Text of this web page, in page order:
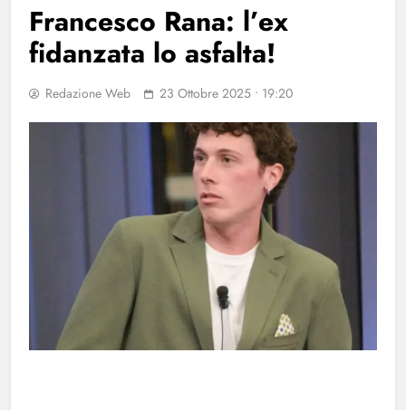
Francesco Rana: l’ex
fidanzata lo asfalta!
Redazione Web 23 Ottobre 2025 • 19:20